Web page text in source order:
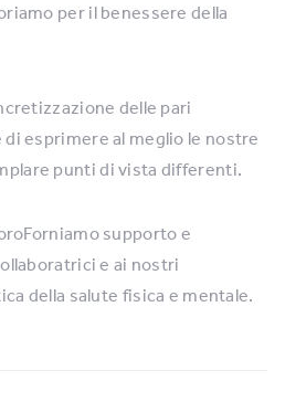
per il benessere della
delle pari
esprimere al meglio le nostre
punti di vista differenti.
supporto e
e ai nostri
della salute fisica e mentale.